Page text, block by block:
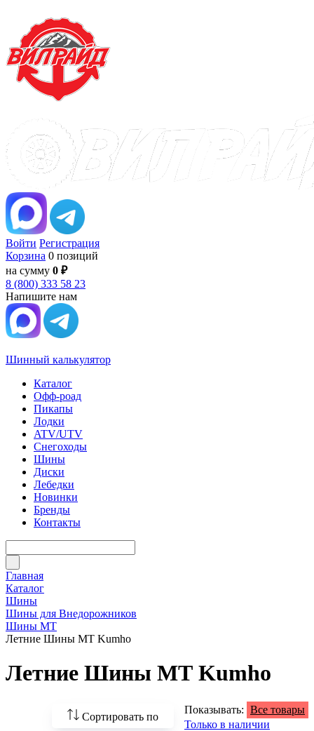
Войти Регистрация
Корзина 0 позиций
на сумму 0 ₽
8 (800) 333 58 23
Напишите нам
Шинный калькулятор
Каталог
Офф-роад
Пикапы
Лодки
ATV/UTV
Снегоходы
Шины
Диски
Лебедки
Новинки
Бренды
Контакты
Главная
Каталог
Шины
Шины для Внедорожников
Шины МТ
Летние Шины МТ Kumho
Летние Шины МТ Kumho
Сортировать по
Показывать: Все товары
Только в наличии